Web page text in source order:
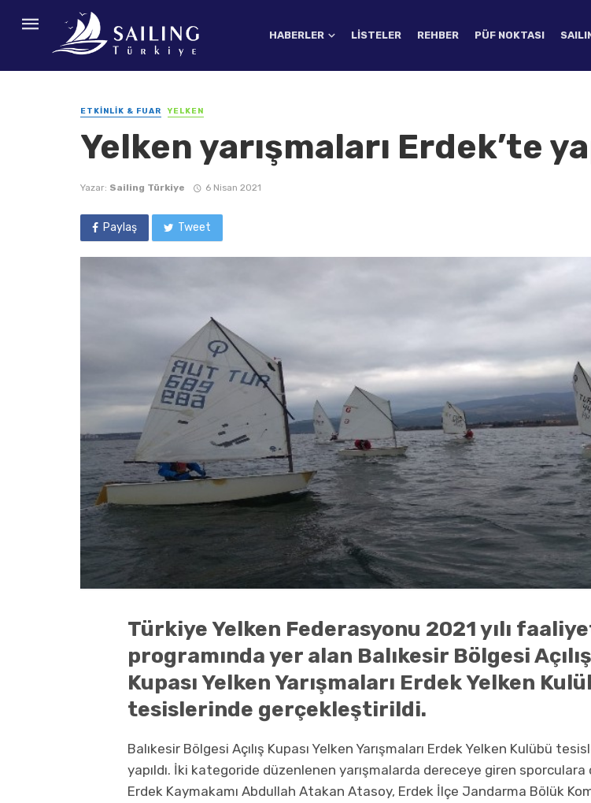
HABERLER LISTELER REHBER PÜF NOKTASI
ETKINLIK & FUAR YELKEN
Yelken yarışmaları Erdek’te
Yazar: Sailing Türkiye 6 Nisan 2021
Paylaş Tweet
Türkiye Yelken Federasyonu 2021 yılı
programında yer alan Balıkesir Bölgesi Açılış
Kupası Yelken Yarışmaları Erdek Yelken
tesislerinde gerçekleştirildi.
Balıkesir Bölgesi Açılış Kupası Yelken Yarışmaları Erdek Yelken Kulübü
yapıldı. İki kategoride düzenlenen yarışmalarda dereceye giren sporculara
Erdek Kaymakamı Abdullah Atakan Atasoy, Erdek İlçe Jandarma Bölük